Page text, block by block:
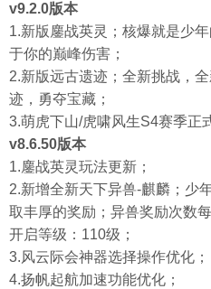
v9.2.0版本
1.新版鏖战英灵；核爆就是少
于你的巅峰伤害；
2.新版远古遗迹；全新挑战，
迹，勇夺宝藏；
3.萌虎下山/虎啸风生S4赛季正
v8.6.50版本
1.鏖战英灵玩法更新；
2.新增全新天下异兽-麒麟；少
取丰厚的奖励；异兽奖励次数
开启等级：110级；
3.风云际会神器选择操作优化；
4.扬帆起航加速功能优化；